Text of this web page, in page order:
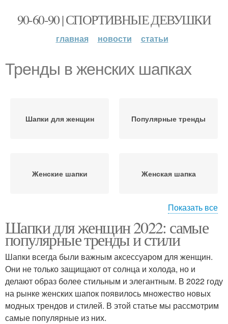
90-60-90 | СПОРТИВНЫЕ ДЕВУШКИ
главная новости статьи
Тренды в женских шапках
Шапки для женщин Популярные тренды
Женские шапки Женская шапка
Стили в шапках Трикотажные шапки
Шапки из трикотажа Актуальные тренды
Показать все
Шапки для женщин 2022: самые
популярные тренды и стили
Шапки всегда были важным аксессуаром для женщин.
Они не только защищают от солнца и холода, но и
делают образ более стильным и элегантным. В 2022 году
на рынке женских шапок появилось множество новых
модных трендов и стилей. В этой статье мы рассмотрим
самые популярные из них.